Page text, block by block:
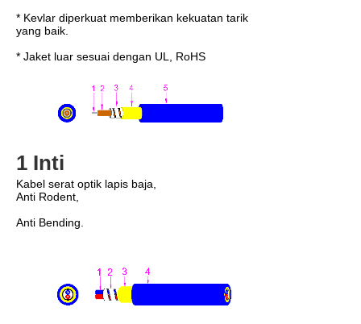
* Kevlar diperkuat memberikan kekuatan tarik
yang baik.
* Jaket luar sesuai dengan UL, RoHS
1 Inti
Kabel serat optik lapis baja,
Anti Rodent,
Anti Bending.